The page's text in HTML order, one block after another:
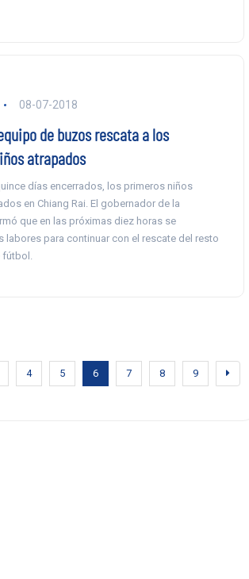
08-07-2018
de buzos rescata a los
atrapados
días encerrados, los primeros niños
en Chiang Rai. El gobernador de la
que en las próximas diez horas se
labores para continuar con el rescate del resto
fútbol.
4 5 6 7 8 9